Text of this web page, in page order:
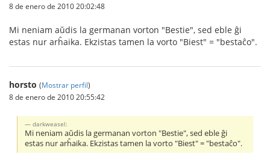
8 de enero de 2010 20:02:48
Mi neniam aŭdis la germanan vorton "Bestie", sed eble ĝi
estas nur arĥaika. Ekzistas tamen la vorto "Biest" = "bestaĉo".
horsto (Mostrar perfil)
8 de enero de 2010 20:55:42
darkweasel:
Mi neniam aŭdis la germanan vorton "Bestie", sed eble ĝi
estas nur arĥaika. Ekzistas tamen la vorto "Biest" = "bestaĉo".